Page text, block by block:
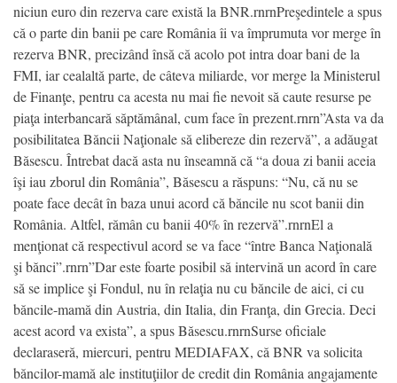
niciun euro din rezerva care există la BNR.rnrnPreşedintele a spus
că o parte din banii pe care România îi va împrumuta vor merge în
rezerva BNR, precizând însă că acolo pot intra doar bani de la
FMI, iar cealaltă parte, de câteva miliarde, vor merge la Ministerul
de Finanţe, pentru ca acesta nu mai fie nevoit să caute resurse pe
piaţa interbancară săptămânal, cum face în prezent.rnrn”Asta va da
posibilitatea Băncii Naţionale să elibereze din rezervă”, a adăugat
Băsescu. Întrebat dacă asta nu înseamnă că “a doua zi banii aceia
îşi iau zborul din România”, Băsescu a răspuns: “Nu, că nu se
poate face decât în baza unui acord că băncile nu scot banii din
România. Altfel, rămân cu banii 40% în rezervă”.rnrnEl a
menţionat că respectivul acord se va face “între Banca Naţională
şi bănci”.rnrn”Dar este foarte posibil să intervină un acord în care
să se implice şi Fondul, nu în relaţia nu cu băncile de aici, ci cu
băncile-mamă din Austria, din Italia, din Franţa, din Grecia. Deci
acest acord va exista”, a spus Băsescu.rnrnSurse oficiale
declaraseră, miercuri, pentru MEDIAFAX, că BNR va solicita
băncilor-mamă ale instituţiilor de credit din România angajamente